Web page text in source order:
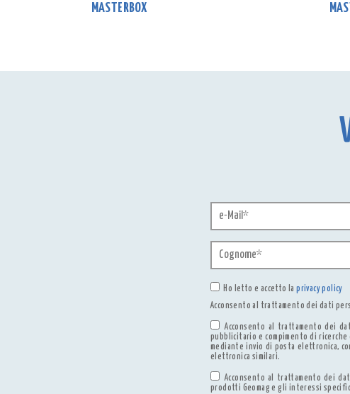
MASTERBOX
Ho letto e accetto laprivacy policy
Acconsento al trattamento dei dati
Acconsento al trattamento dei
pubblicitario e compimento di
mediante invio di posta elettronica,
elettronica similari.
Acconsento al trattamento dei
prodotti Geomag e gli interessi